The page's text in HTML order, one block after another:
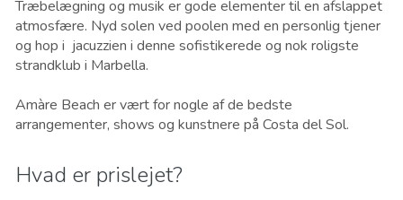
Træbelægning og musik er gode elementer til en afslappet
atmosfære. Nyd solen ved poolen med en personlig tjener
og hop i jacuzzien i denne sofistikerede og nok roligste
strandklub i Marbella.
Amàre Beach er vært for nogle af de bedste
arrangementer, shows og kunstnere på Costa del Sol.
Hvad er prislejet?